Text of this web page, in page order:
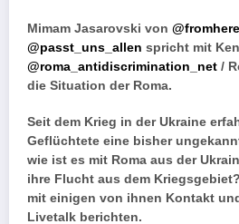
Mimam Jasarovski von
@passt_uns_allen spricht mit
@roma_antidiscrimination_net /
die Situation der Roma.
Seit dem Krieg in der Ukraine
Geflüchtete eine bisher
wie ist es mit Roma aus der
ihre Flucht aus dem
mit einigen von ihnen Kontakt
Livetalk berichten.